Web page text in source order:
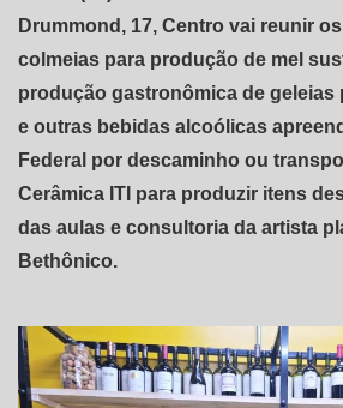
Drummond, 17, Centro vai reunir
colmeias para produção de mel
produção gastronômica de geleias
e outras bebidas alcoólicas
Federal por descaminho ou
Cerâmica ITI para produzir itens
das aulas e consultoria da artista
Bethônico.